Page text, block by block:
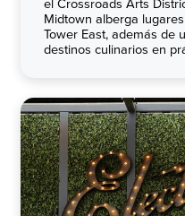
Midtown alberga
Tower East, además de
destinos culinarios en